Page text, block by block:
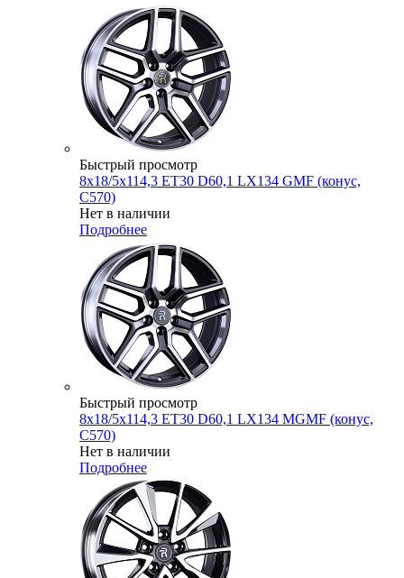
Быстрый просмотр
8x18/5x114,3 ET30 D60,1 LX134 GMF (конус,
C570)
Нет в наличии
Подробнее
Быстрый просмотр
8x18/5x114,3 ET30 D60,1 LX134 MGMF (конус,
C570)
Нет в наличии
Подробнее